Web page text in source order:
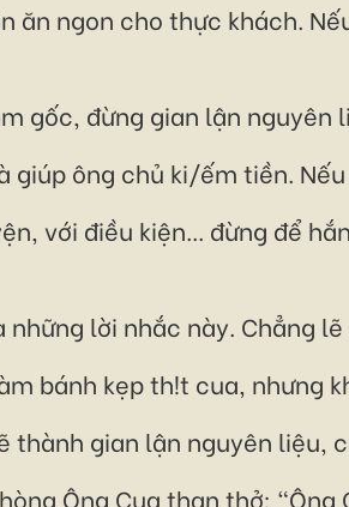
ăn ngon cho thực khách.
gốc, đừng gian lận
giúp ông chủ ki/ếm tiền.
với điều kiện... đừng để
những lời nhắc này. Chẳng
bánh kẹp th!t cua, nhưng
thành gian lận nguyên liệu,
Ông Cua than thở: